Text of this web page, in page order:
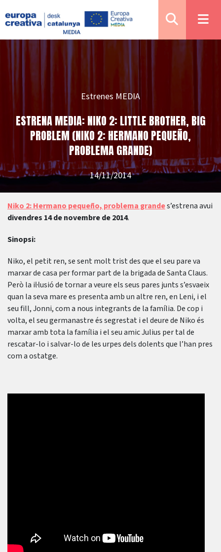
Estrenes MEDIA
ESTRENA MEDIA: NIKO 2: LITTLE BROTHER, BIG
PROBLEM (NIKO 2: HERMANO PEQUEÑO,
PROBLEMA GRANDE)
14/11/2014
Niko 2: Hermano pequeño, problema grandes’estrena avui
divendres 14 de novembre de 2014.
Sinopsi:
Niko, el petit ren, se sent molt trist des que el seu pare va
marxar de casa per formar part de la brigada de Santa Claus.
Però la il·lusió de tornar a veure els seus pares junts s’esvaeix
quan la seva mare es presenta amb un altre ren, en Leni, i el
seu fill, Jonni, com a nous integrants de la família. De cop i
volta, el seu germanastre és segrestat i el deure de Niko és
marxar amb tota la família i el seu amic Julius per tal de
rescatar-lo i salvar-lo de les urpes dels dolents que l’han pres
com a ostatge.